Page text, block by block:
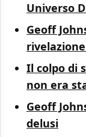
Universo
Geoff
Il colpo di
non era
Geoff
delusi